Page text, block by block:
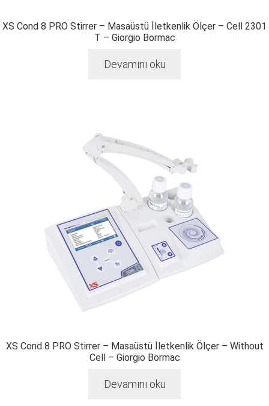
XS Cond 8 PRO Stirrer – Masaüstü İletkenlik Ölçer – Cell 2301
T – Giorgio Bormac
Devamını oku
XS Cond 8 PRO Stirrer – Masaüstü İletkenlik Ölçer – Without
Cell – Giorgio Bormac
Devamını oku